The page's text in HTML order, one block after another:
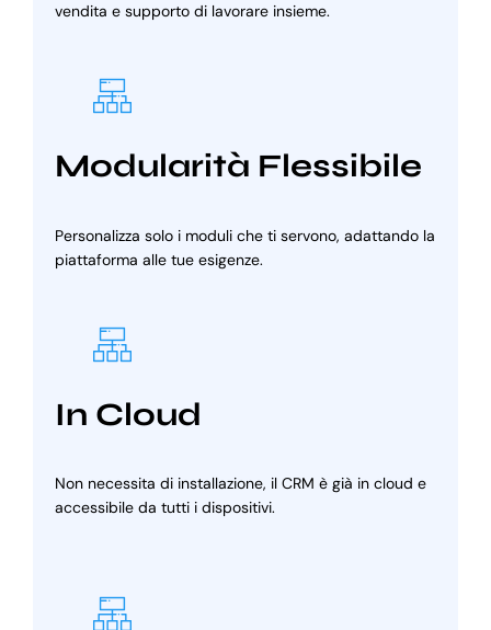
vendita e supporto di lavorare insieme.
Modularità Flessibile
Personalizza solo i moduli che ti servono, adattando la
piattaforma alle tue esigenze.
In Cloud
Non necessita di installazione, il CRM è già in cloud e
accessibile da tutti i dispositivi.